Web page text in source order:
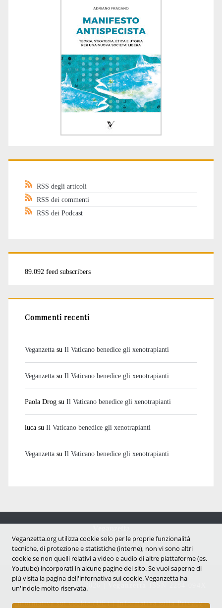
RSS degli articoli
RSS dei commenti
RSS dei Podcast
89.092 feed subscribers
Commenti recenti
Veganzettasu Il Vaticano benedice gli xenotrapianti
Veganzettasu Il Vaticano benedice gli xenotrapianti
Paola Drogsu Il Vaticano benedice gli xenotrapianti
lucasu Il Vaticano benedice gli xenotrapianti
Veganzettasu Il Vaticano benedice gli xenotrapianti
Notizie dal mondo vegan e antispecista
Copyright © 2007 - 2026 |
Informativa sui cookie (UE)|Informativa sulla Privacy|
Veganzetta.org utilizza cookie solo per le proprie funzionalità
tecniche, di protezione e statistiche (interne), non vi sono altri
cookie se non quelli relativi a video e audio di altre piattaforme (es.
Youtube) incorporati in alcune pagine del sito. Se vuoi saperne di
più visita la pagina dell'infornativa sui cookie. Veganzetta ha
un'indole molto riservata.